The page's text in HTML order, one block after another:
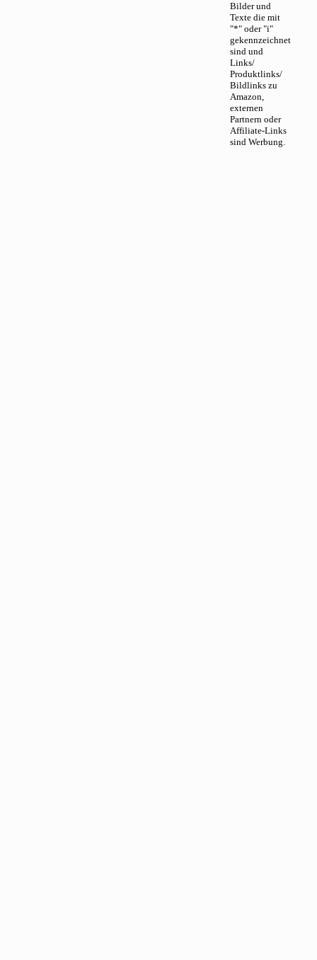
Bilder und
Texte die mit
"*" oder "i"
gekennzeichnet
sind und
Links/
Produktlinks/
Bildlinks zu
Amazon,
externen
Partnern oder
Affiliate-Links
sind Werbung.